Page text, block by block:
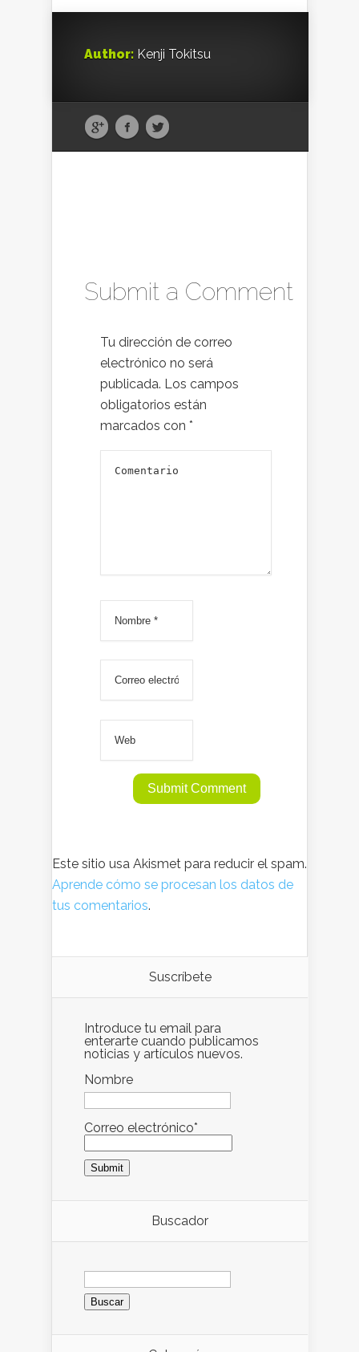
Author: Kenji Tokitsu
Submit a Comment
Tu dirección de correo
electrónico no será
publicada. Los campos
obligatorios están
marcados con *
Este sitio usa Akismet para reducir el spam.
Aprende cómo se procesan los datos de
tus comentarios.
Suscríbete
Introduce tu email para
enterarte cuando publicamos
noticias y artículos nuevos.
Nombre
Correo electrónico*
Buscador
Buscar: